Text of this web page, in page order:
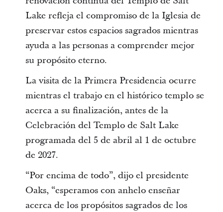
Lake refleja el compromiso de la Iglesia de
preservar estos espacios sagrados mientras
ayuda a las personas a comprender mejor
su propósito eterno.
La visita de la Primera Presidencia ocurre
mientras el trabajo en el histórico templo se
acerca a su finalización, antes de la
Celebración del Templo de Salt Lake
programada del 5 de abril al 1 de octubre
de 2027.
“Por encima de todo”, dijo el presidente
Oaks, “esperamos con anhelo enseñar
acerca de los propósitos sagrados de los